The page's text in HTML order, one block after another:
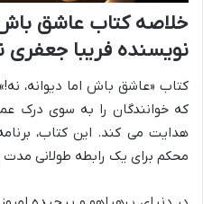
خلاصه کتاب عاشق باش
نویسنده فریبا جعفری
کتاب «عاشق باش اما دیوانه،
که خوانندگان را به سوی درک
هدایت می کند. این کتاب،
محکم برای یک رابطه طولانی مدت